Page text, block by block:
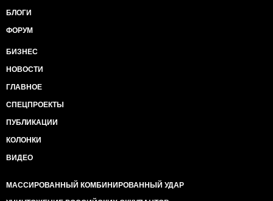
БЛОГИ
ФОРУМ
БИЗНЕС
НОВОСТИ
ГЛАВНОЕ
СПЕЦПРОЕКТЫ
ПУБЛИКАЦИИ
КОЛОНКИ
ВИДЕО
МАССИРОВАННЫЙ КОМБИНИРОВАННЫЙ УДАР